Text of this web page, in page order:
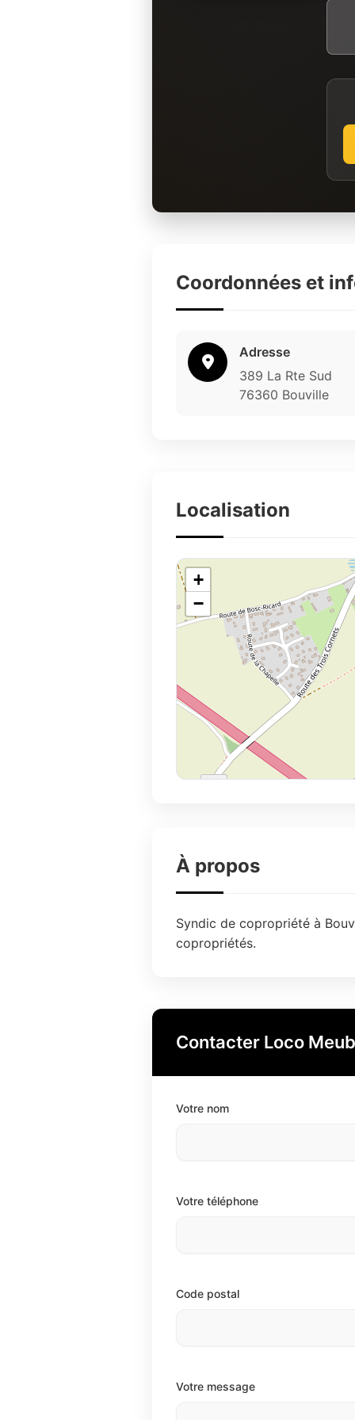
Coordonnées et
Adresse
389 La Rte Sud
76360 Bouville
Localisation
+
−
À propos
Syndic de copropriété à
copropriétés.
Contacter Loco
Votre nom
Votre téléphone
Code postal
Votre message